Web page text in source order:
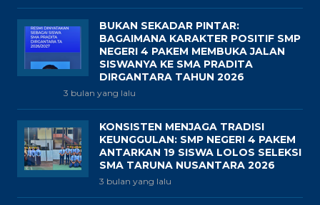
BUKAN SEKADAR PINTAR:
BAGAIMANA KARAKTER POSITIF SMP
NEGERI 4 PAKEM MEMBUKA JALAN
SISWANYA KE SMA PRADITA
DIRGANTARA TAHUN 2026
3 bulan yang lalu
KONSISTEN MENJAGA TRADISI
KEUNGGULAN: SMP NEGERI 4 PAKEM
ANTARKAN 19 SISWA LOLOS SELEKSI
SMA TARUNA NUSANTARA 2026
3 bulan yang lalu